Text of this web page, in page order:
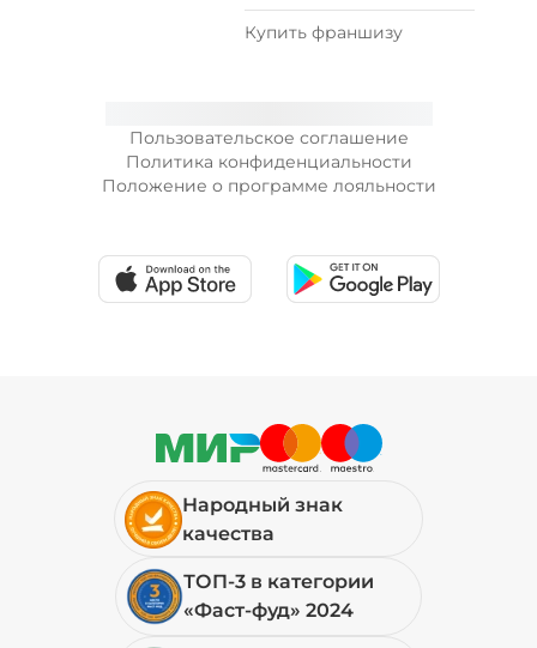
Пользовательское соглашение
Политика конфиденциальности
Положение о программе лояльности
Купить франшизу
Народный знак
качества
ТОП-3 в категории
«Фаст-фуд» 2024